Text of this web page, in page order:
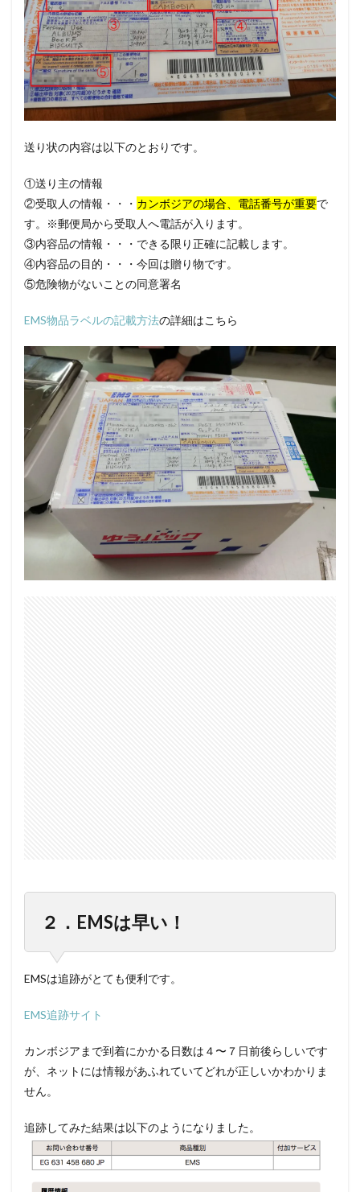
送り状の内容は以下のとおりです。
①送り主の情報
②受取人の情報・・・ カンボジアの場合、電話番号が重要で
す。※郵便局から受取人へ電話が入ります。
③内容品の情報・・・できる限り正確に記載します。
④内容品の目的・・・今回は贈り物です。
⑤危険物がないことの同意署名
EMS物品ラベルの記載方法の詳細はこちら
２．EMSは早い！
EMSは追跡がとても便利です。
EMS追跡サイト
カンボジアまで到着にかかる日数は４〜７日前後らしいです
が、ネットには情報があふれていてどれが正しいかわかりま
せん。
追跡してみた結果は以下のようになりました。